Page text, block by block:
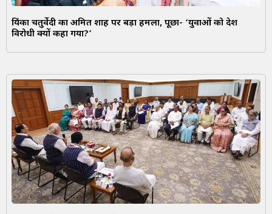
प्रियंका चतुर्वेदी का अमित शाह पर बड़ा हमला, पूछा- ‘युवाओं को देश
विरोधी क्यों कहा गया?’